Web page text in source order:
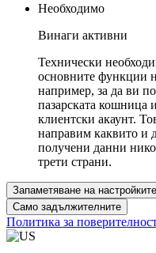
Необходимо
Винаги активни
Технически
основните функции
например, за да ви
пазарската кошница
клиентски акаунт.
направим каквито и
получени данни
трети страни.
Запаметяване на настройките
Само задължителните
Политика за